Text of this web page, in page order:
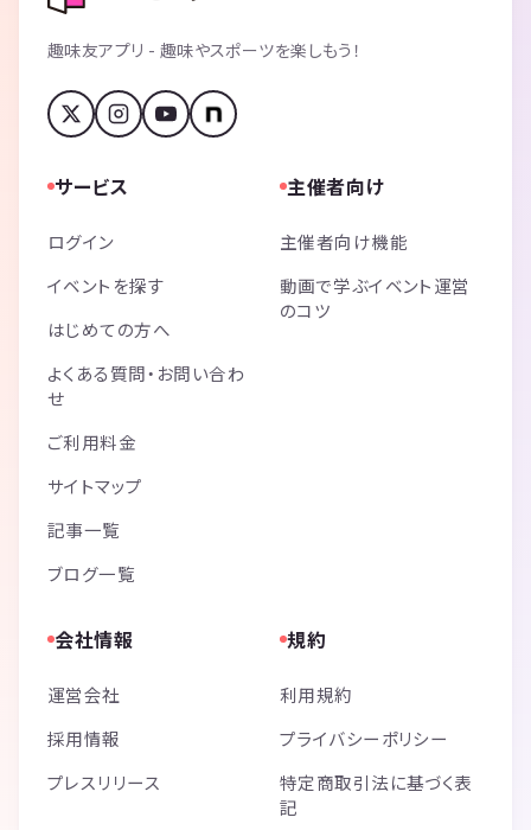
趣味友アプリ - 趣味やスポーツを楽しもう！
サービス
ログイン
イベントを探す
はじめての方へ
よくある質問・お問い合わ
せ
ご利用料金
サイトマップ
記事一覧
ブログ一覧
主催者向け
主催者向け機能
動画で学ぶイベント運営
のコツ
会社情報
運営会社
採用情報
プレスリリース
規約
利用規約
プライバシーポリシー
特定商取引法に基づく表
記